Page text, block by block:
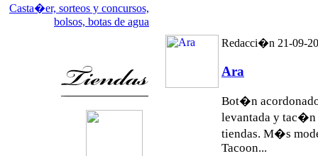
Casta�er, sorteos y concursos,
bolsos, botas de agua
Redacci�n 21-09-
Ara
Bot�n
levantada y tac�n
tiendas. M�s
Tacoon...